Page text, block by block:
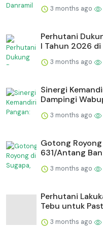
3 months ago
Perhutani
I Tahun 2026 di
3 months ago
Sinergi
Dampingi
3 months ago
Gotong
631/Antang
3 months ago
Perhutani
Tebu untuk
3 months ago